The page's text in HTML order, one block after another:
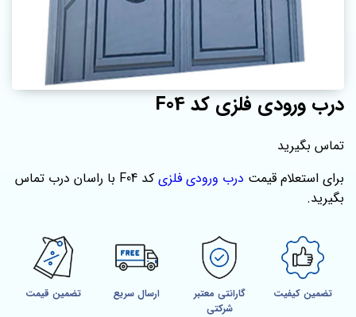
درب ورودی فلزی کد F04
تماس بگیرید
برای استعلام قیمت درب ورودی فلزی
کد F04 با راسان درب تماس
بگیرید.
تضمین کیفیت
گارانتی معتبر
شرکتی
ارسال سریع تضمین قیمت